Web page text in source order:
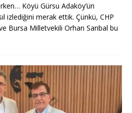
Köyü Gürsu Adaköy’ün
izlediğini merak ettik. Çünkü, CHP
Bursa Milletvekili Orhan Sarıbal bu